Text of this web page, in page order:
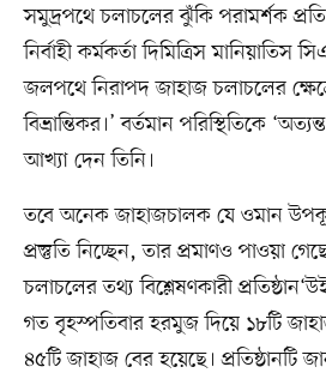
সমুদ্রপথে চলাচলের ঝুঁকি পরামর্শক
নির্বাহী কর্মকর্তা দিমিত্রিস
জলপথে নিরাপদ জাহাজ চলাচলের
বিভ্রান্তিকর।’ বর্তমান পরিস্থিতিকে
আখ্যা দেন তিনি।
তবে অনেক জাহাজচালক যে ওমান
প্রস্তুতি নিচ্ছেন, তার প্রমাণও পাওয়া
চলাচলের তথ্য বিশ্লেষণকারী
গত বৃহস্পতিবার হরমুজ দিয়ে ১৮টি
৪৫টি জাহাজ বের হয়েছে। প্রতিষ্ঠানটি